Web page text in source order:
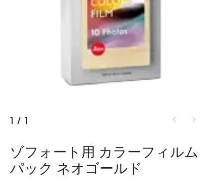
1 / 1
ゾフォート用 カラーフィルム
パック ネオゴールド